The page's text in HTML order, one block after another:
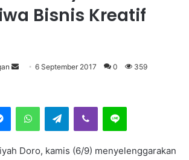
Bisnis Kreatif
e
6 September 2017 0 359
Telegram
Doro, kamis (6/9) menyelenggarakan